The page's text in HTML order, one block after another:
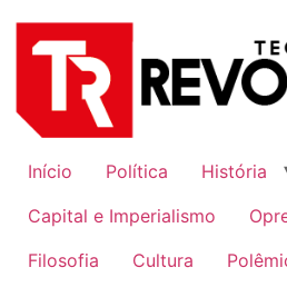
para
Início Política
História
Capital e Imperialismo
Filosofia
Cultura